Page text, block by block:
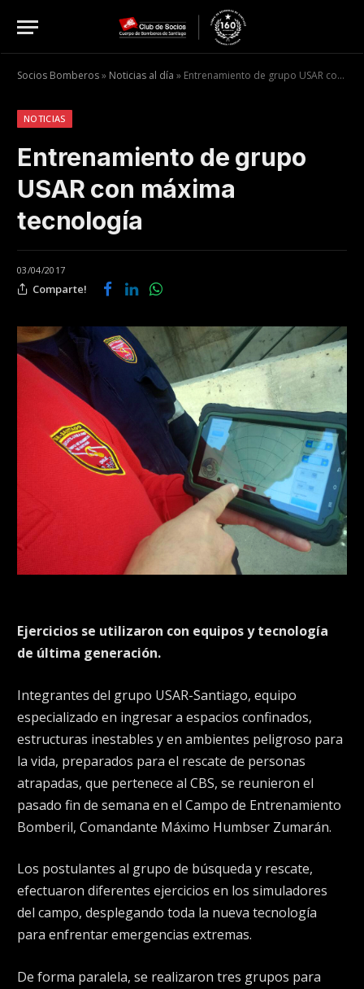
Socios Bomberos» Noticias al día » Entrenamiento de grupo USAR con máxima tecnología
NOTICIAS
Entrenamiento de grupo
USAR con máxima
tecnología
03/04/2017
Comparte!
Ejercicios se utilizaron con equipos y tecnología
de última generación.
Integrantes del grupo USAR-Santiago, equipo
especializado en ingresar a espacios confinados,
estructuras inestables y en ambientes peligroso para
la vida, preparados para el rescate de personas
atrapadas, que pertenece al CBS, se reunieron el
pasado fin de semana en el Campo de Entrenamiento
Bomberil, Comandante Máximo Humbser Zumarán.
Los postulantes al grupo de búsqueda y rescate,
efectuaron diferentes ejercicios en los simuladores
del campo, desplegando toda la nueva tecnología
para enfrentar emergencias extremas.
De forma paralela, se realizaron tres grupos para